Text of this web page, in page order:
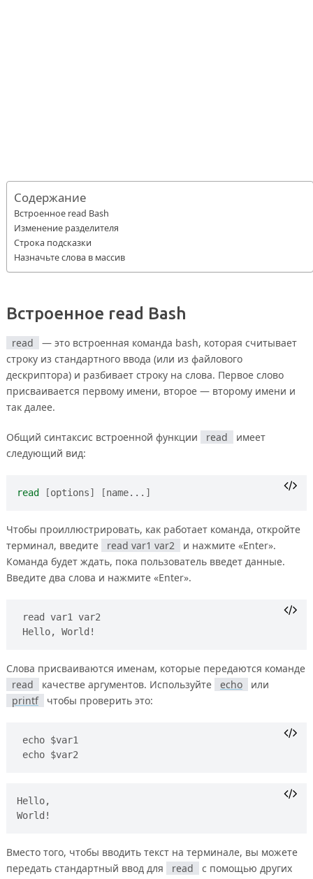
Содержание
Встроенное read Bash
Изменение разделителя
Строка подсказки
Назначьте слова в массив
Встроенное read Bash
read
— это встроенная команда bash, которая считывает
строку из стандартного ввода (или из файлового
дескриптора) и разбивает строку на слова. Первое слово
присваивается первому имени, второе — второму имени и
так далее.
Общий синтаксис встроенной функции read
имеет
следующий вид:
read [options] [name... ]
Чтобы проиллюстрировать, как работает команда, откройте
терминал, введите
read var1 var2
и нажмите «Enter».
Команда будет ждать, пока пользователь введет данные.
Введите два слова и нажмите «Enter».
read var1 var2
Hello, World!
Слова присваиваются именам, которые передаются команде
read
качестве аргументов. Используйте echo
или
printf
чтобы проверить это:
echo $var1
echo $var2
Hello,
Вместо того, чтобы вводить текст на терминале, вы можете
передать стандартный ввод для
read
с помощью других